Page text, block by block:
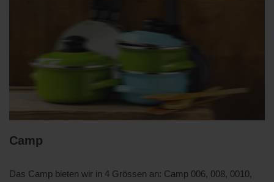
Camp
Das Camp bieten wir in 4 Grössen an: Camp 006, 008, 0010,